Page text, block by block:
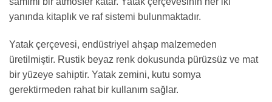
yanında kitaplık ve raf sistemi bulunmaktadır.
Yatak çerçevesi, endüstriyel ahşap malzemeden
üretilmiştir. Rustik beyaz renk dokusunda pürüzsüz ve mat
bir yüzeye sahiptir. Yatak zemini, kutu somya
gerektirmeden rahat bir kullanım sağlar.